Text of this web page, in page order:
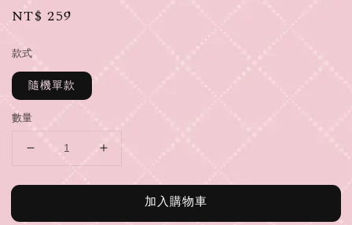
Regular
NT$ 259
款式
隨機單款
數量
加入購物車